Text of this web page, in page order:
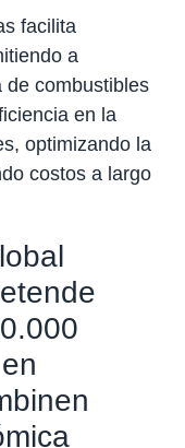
facilita
a
de combustibles
en la
optimizando la
costos a largo